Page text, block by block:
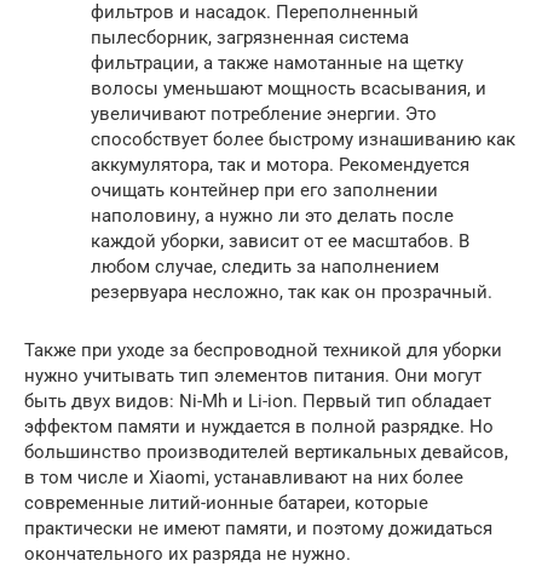
фильтров и насадок. Переполненный
пылесборник, загрязненная система
фильтрации, а также намотанные на щетку
волосы уменьшают мощность всасывания, и
увеличивают потребление энергии. Это
способствует более быстрому изнашиванию как
аккумулятора, так и мотора. Рекомендуется
очищать контейнер при его заполнении
наполовину, а нужно ли это делать после
каждой уборки, зависит от ее масштабов. В
любом случае, следить за наполнением
резервуара несложно, так как он прозрачный.
Также при уходе за беспроводной техникой для уборки
нужно учитывать тип элементов питания. Они могут
быть двух видов: Ni-Mh и Li-ion. Первый тип обладает
эффектом памяти и нуждается в полной разрядке. Но
большинство производителей вертикальных девайсов,
в том числе и Xiaomi, устанавливают на них более
современные литий-ионные батареи, которые
практически не имеют памяти, и поэтому дожидаться
окончательного их разряда не нужно.